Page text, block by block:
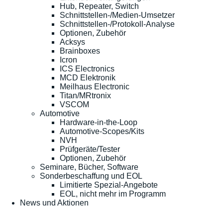
Hub, Repeater, Switch
Schnittstellen-/Medien-Umsetzer
Schnittstellen-/Protokoll-Analyse
Optionen, Zubehör
Acksys
Brainboxes
Icron
ICS Electronics
MCD Elektronik
Meilhaus Electronic
Titan/MRtronix
VSCOM
Automotive
Hardware-in-the-Loop
Automotive-Scopes/Kits
NVH
Prüfgeräte/Tester
Optionen, Zubehör
Seminare, Bücher, Software
Sonderbeschaffung und EOL
Limitierte Spezial-Angebote
EOL, nicht mehr im Programm
News und Aktionen